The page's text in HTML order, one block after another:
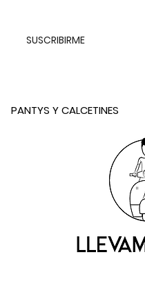
SUSCRIBIRME
PANTYS Y CALCETINES